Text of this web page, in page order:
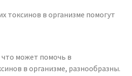
токсинов в организме помогут
может помочь в
в организме, разнообразны.